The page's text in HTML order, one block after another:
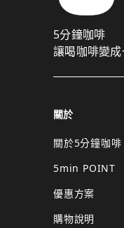
5分鐘咖啡
讓喝咖啡變
關於
關於5分鐘咖啡
5min POINT
優惠方案
購物說明